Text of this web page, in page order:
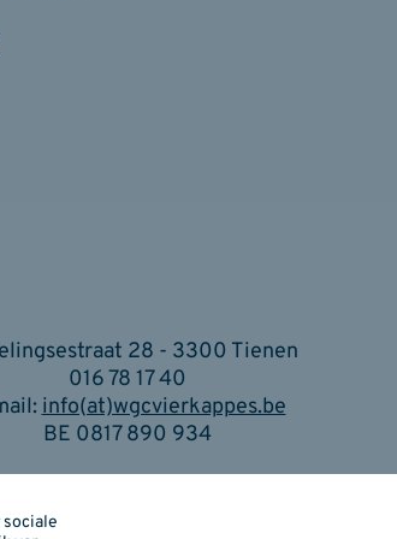
28 - 3300 Tienen
016 78 17 40
info(at)wgcvierkappes.be
BE 0817 890 934